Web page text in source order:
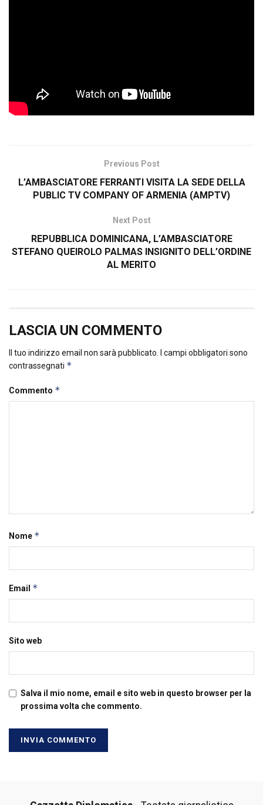
Previous Post
L’AMBASCIATORE FERRANTI VISITA LA SEDE DELLA
PUBLIC TV COMPANY OF ARMENIA (AMPTV)
Next Post
REPUBBLICA DOMINICANA, L’AMBASCIATORE
STEFANO QUEIROLO PALMAS INSIGNITO DELL’ORDINE
AL MERITO
LASCIA UN COMMENTO
Il tuo indirizzo email non sarà pubblicato.
I campi obbligatori sono
contrassegnati *
Commento *
Nome *
Email *
Sito web
Salva il mio nome, email e sito web in questo browser per la
prossima volta che commento.